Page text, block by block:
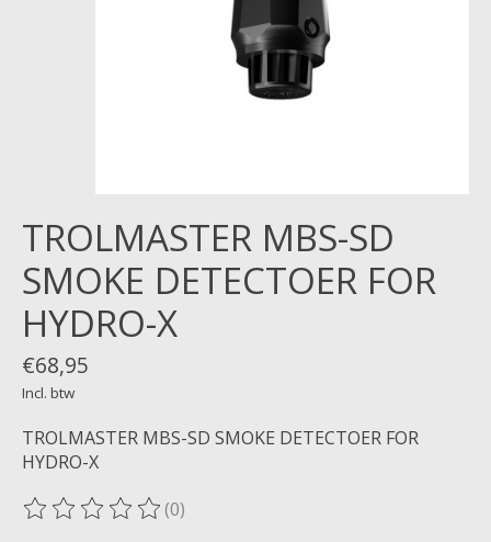
TROLMASTER MBS-SD
SMOKE DETECTOER FOR
HYDRO-X
€68,95
Incl. btw
TROLMASTER MBS-SD SMOKE DETECTOER FOR
HYDRO-X
De beoordeling van dit product is
(0)